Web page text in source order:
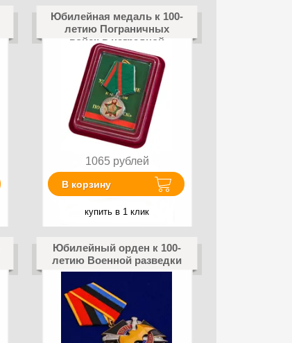
Юбилейная медаль к 100-
летию Пограничных
войск в наградной
коробке с
удостоверением в
комплекте
1065 рублей
В корзину
купить в 1 клик
Юбилейный орден к 100-
летию Военной разведки